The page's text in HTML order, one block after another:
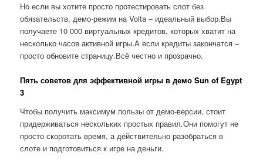
Но если вы хотите просто протестировать слот без
обязательств, демо-режим на Volta – идеальный выбор.Вы
получаете 10 000 виртуальных кредитов, которых хватит на
несколько часов активной игры.А если кредиты закончатся –
просто обновите страницу.Всё честно и прозрачно.
Пять советов для эффективной игры в демо Sun of Egypt
3
Чтобы получить максимум пользы от демо-версии, стоит
придерживаться нескольких простых правил.Они помогут не
просто скоротать время, а действительно разобраться в
слоте и подготовиться к игре на деньги.